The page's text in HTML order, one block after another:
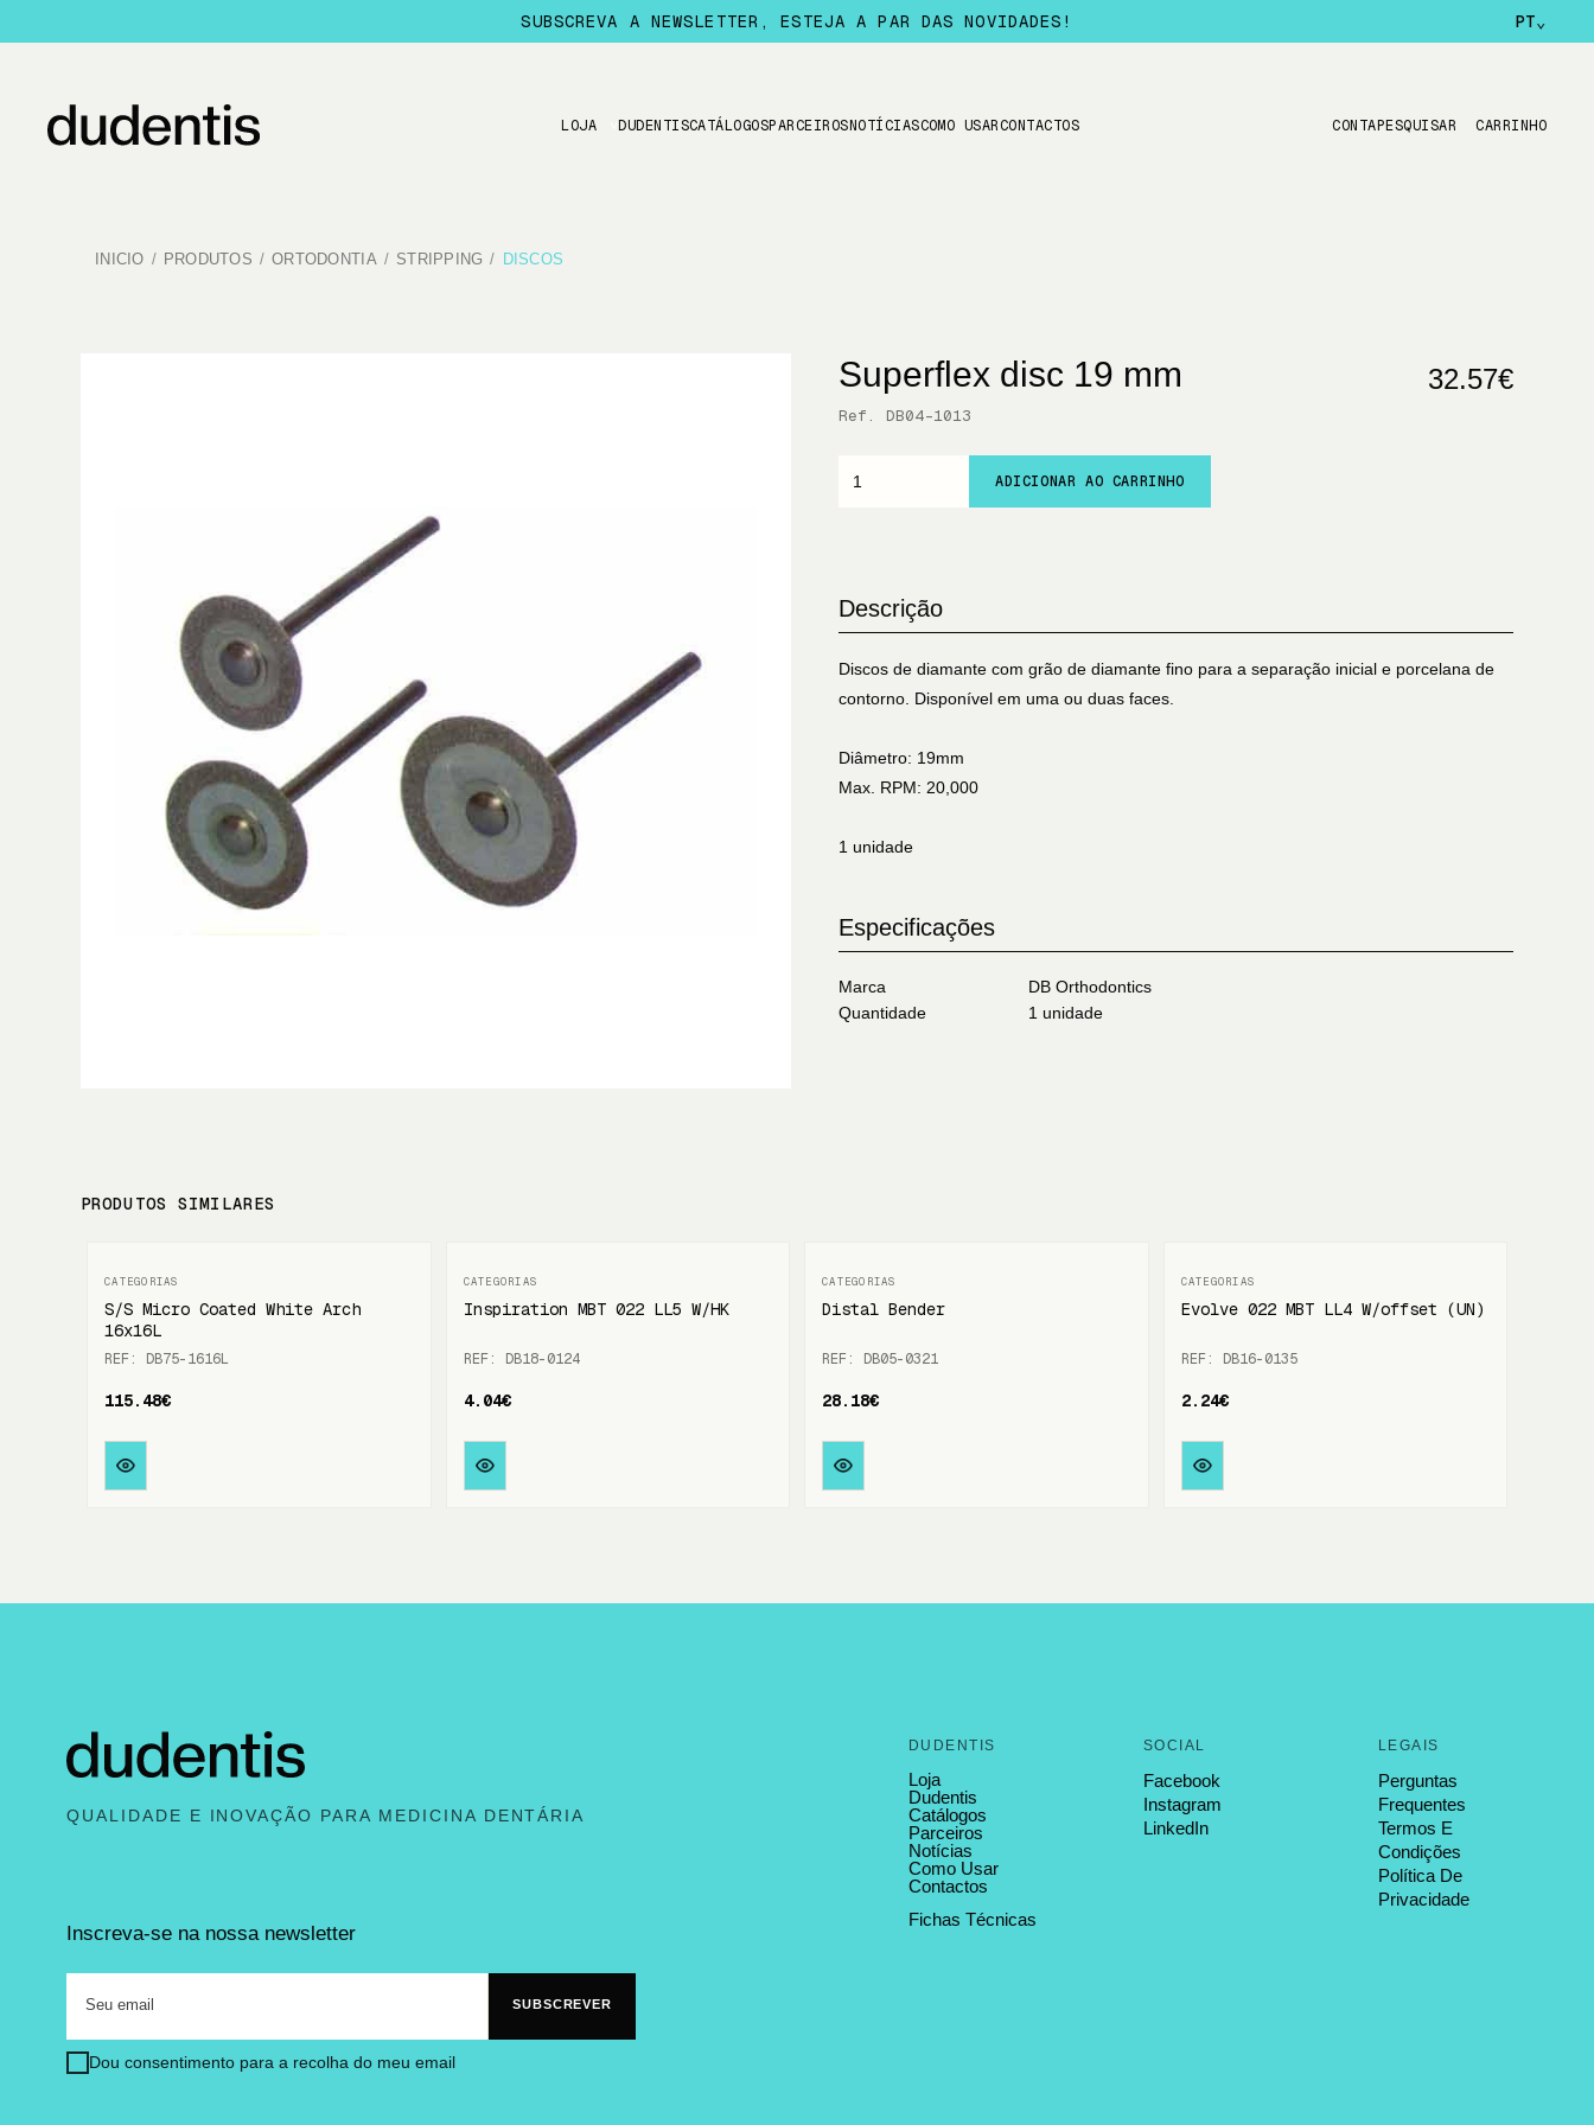
SUBSCREVA A NEWSLETTER, ESTEJA A PAR DAS NOVIDADES! PT⌄
LOJA DUDENTISCATÁLOGOSPARCEIROSNOTÍCIASCOMO USARCONTACTOS CONTAPESQUISAR CARRINHO
INICIO PRODUTOS ORTODONTIA STRIPPING DISCOS
Superflex disc 19 mm 32.57€
Ref. DB04-1013
ADICIONAR AO CARRINHO
Descrição
Discos de diamante com grão de diamante fino para a separação inicial e porcelana de
contorno. Disponível em uma ou duas faces.
Diâmetro: 19mm
Max. RPM: 20,000
1 unidade
Especificações
Marca
DB Orthodontics
Quantidade
1 unidade
PRODUTOS SIMILARES
S/S Micro Coated White Arch
16x16L
REF: DB75-1616L
115.48€
Inspiration MBT 022 LL5 W/HK
REF: DB18-0124
4.04€
Distal Bender
REF: DB05-0321
28.18€
Evolve 022 MBT LL4 W/offset (UN)
REF: DB16-0135
2.24€
QUALIDADE E INOVAÇÃO PARA MEDICINA DENTÁRIA
Inscreva-se na nossa newsletter
Dou consentimento para a recolha do meu email
DUDENTIS
Loja
Dudentis
Catálogos
Parceiros
Notícias
Como Usar
Contactos
Fichas Técnicas
SOCIAL
Facebook
Instagram
LinkedIn
LEGAIS
Perguntas
Frequentes
Termos E
Condições
Política De
Privacidade